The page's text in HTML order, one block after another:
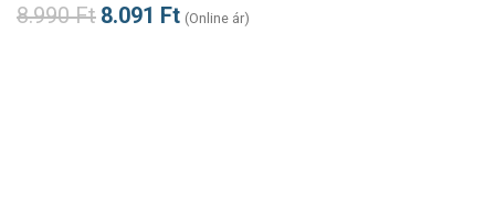
8.990Ft 8.091 Ft (Online ár)